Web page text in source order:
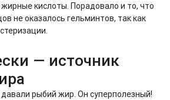
кислоты. Порадовало и то, что
не оказалось гельминтов, так как
— источник
рыбий жир. Он суперполезный!